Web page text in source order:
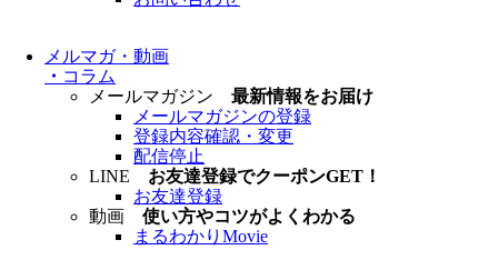
メルマガ・動画
・ コラム
メールマガジン 最新情報をお届け
メールマガジンの登録
登録内容確認・変更
配信停止
LINE お友達登録でクーポンGET！
お友達登録
動画 使い方やコツがよくわかる
まるわかりMovie